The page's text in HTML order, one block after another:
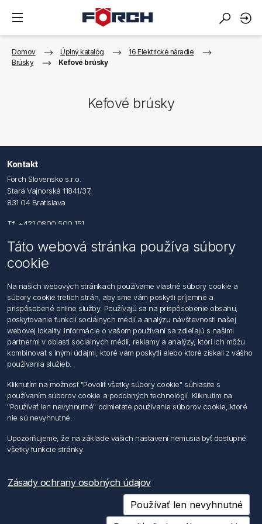
Domov Úplný katalóg
16 Elektrické náradie
Brúsky
Kefové brúsky
Kefové brúsky
Kontakt
Förch Slovensko s.r.o.
Stará Vajnorská 11841/37,
831 04 Bratislava
Tf: +421 0800 500 151
Email: office@foerch.sk
Kontaktujte nás
Informácie
Imprint
Vyhlásenie k ochrane údajov
Všeobecné dodacie a obchodné podmienky
Obchodný zástupca
Môj účet
Môj účet
Objednávky
Adresy
Táto webová stránka používa súbory
cookie
Na našich webových stránkach používame vlastné súbory cookie a
súbory cookie tretích strán, aby sme vám poskytli príjemné a
prispôsobené online služby. Používajú sa na prispôsobenie obsahu,
poskytovanie funkcií sociálnych médií a analýzu návštevnosti našej
webovej lokality. Informácie o vašom používaní sa zdieľajú s našimi
partnermi v oblasti sociálnych médií, reklamy a analýzy, ktorí ich môžu
kombinovať s inými údajmi, ktoré vám poskytli alebo ktoré získali z vášho
používania služieb.
Kliknutím na možnosť "Povoliť všetky súbory cookie" súhlasíte s
používaním súborov cookie a podobných technológií. Kliknutím na
"Používať len nevyhnutné" odmietate používanie súborov cookie, ktoré
nie sú nevyhnutné.
Upozorňujeme, že na základe vašich nastavení nemusia byť dostupné
všetky funkcie stránky.
Zásady ochrany osobných údajov
Používať len nevyhnutné